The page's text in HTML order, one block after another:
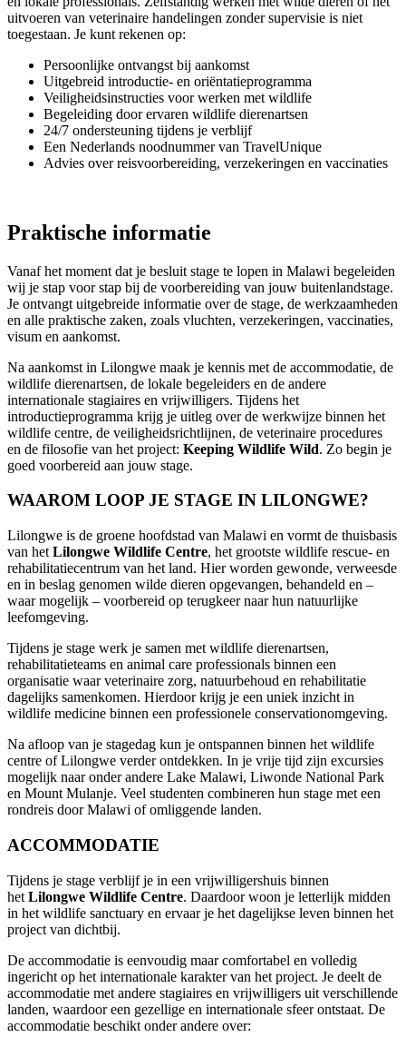
uitvoeren van veterinaire handelingen zonder supervisie is niet
toegestaan. Je kunt rekenen op:
Persoonlijke ontvangst bij aankomst
Uitgebreid introductie- en oriëntatieprogramma
Veiligheidsinstructies voor werken met wildlife
Begeleiding door ervaren wildlife dierenartsen
24/7 ondersteuning tijdens je verblijf
Een Nederlands noodnummer van TravelUnique
Advies over reisvoorbereiding, verzekeringen en vaccinaties
Praktische informatie
Vanaf het moment dat je besluit stage te lopen in Malawi begeleiden
wij je stap voor stap bij de voorbereiding van jouw buitenlandstage.
Je ontvangt uitgebreide informatie over de stage, de werkzaamheden
en alle praktische zaken, zoals vluchten, verzekeringen, vaccinaties,
visum en aankomst.
Na aankomst in Lilongwe maak je kennis met de accommodatie, de
wildlife dierenartsen, de lokale begeleiders en de andere
internationale stagiaires en vrijwilligers. Tijdens het
introductieprogramma krijg je uitleg over de werkwijze binnen het
wildlife centre, de veiligheidsrichtlijnen, de veterinaire procedures
en de filosofie van het project: Keeping Wildlife Wild. Zo begin je
goed voorbereid aan jouw stage.
WAAROM LOOP JE STAGE IN LILONGWE?
Lilongwe is de groene hoofdstad van Malawi en vormt de thuisbasis
van het Lilongwe Wildlife Centre, het grootste wildlife rescue- en
rehabilitatiecentrum van het land. Hier worden gewonde, verweesde
en in beslag genomen wilde dieren opgevangen, behandeld en –
waar mogelijk – voorbereid op terugkeer naar hun natuurlijke
leefomgeving.
Tijdens je stage werk je samen met wildlife dierenartsen,
rehabilitatieteams en animal care professionals binnen een
organisatie waar veterinaire zorg, natuurbehoud en rehabilitatie
dagelijks samenkomen. Hierdoor krijg je een uniek inzicht in
wildlife medicine binnen een professionele conservationomgeving.
Na afloop van je stagedag kun je ontspannen binnen het wildlife
centre of Lilongwe verder ontdekken. In je vrije tijd zijn excursies
mogelijk naar onder andere Lake Malawi, Liwonde National Park
en Mount Mulanje. Veel studenten combineren hun stage met een
rondreis door Malawi of omliggende landen.
ACCOMMODATIE
Tijdens je stage verblijf je in een vrijwilligershuis binnen
het Lilongwe Wildlife Centre. Daardoor woon je letterlijk midden
in het wildlife sanctuary en ervaar je het dagelijkse leven binnen het
project van dichtbij.
De accommodatie is eenvoudig maar comfortabel en volledig
ingericht op het internationale karakter van het project. Je deelt de
accommodatie met andere stagiaires en vrijwilligers uit verschillende
landen, waardoor een gezellige en internationale sfeer ontstaat. De
accommodatie beschikt onder andere over: